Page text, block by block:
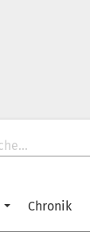
Chronik